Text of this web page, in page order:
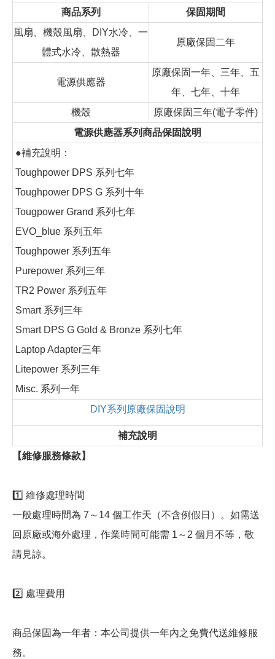
商品系列
保固期間
風扇、機殼風扇、DIY水冷、一
體式水冷、散熱器
原廠保固二年
電源供應器
原廠保固一年、三年、五
年、七年、十年
機殼
原廠保固三年(電子零件)
電源供應器系列商品保固說明
●補充說明：
Toughpower DPS 系列七年
Toughpower DPS G 系列十年
Tougpower Grand 系列七年
EVO_blue 系列五年
Toughpower 系列五年
Purepower 系列三年
TR2 Power 系列五年
Smart 系列三年
Smart DPS G Gold & Bronze 系列七年
Laptop Adapter三年
Litepower 系列三年
Misc. 系列一年
DIY系列原廠保固說明
補充說明
【維修服務條款】
1️⃣ 維修處理時間
一般處理時間為 7～14 個工作天（不含例假日）。如需送
回原廠或海外處理，作業時間可能需 1～2 個月不等，敬
請見諒。
2️⃣ 處理費用
商品保固為一年者：本公司提供一年內之免費代送維修服
務。